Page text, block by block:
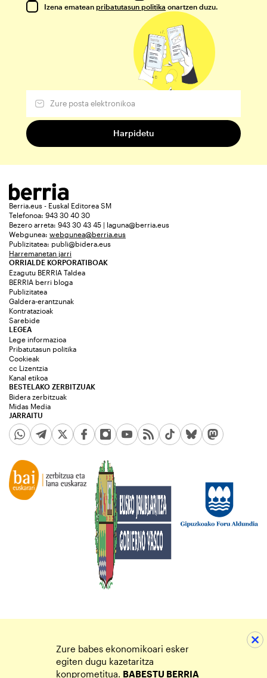
Izena ematean pribatutasun politika onartzen duzu.
Berria.eus - Euskal Editorea SM
Telefonoa: 943 30 40 30
Bezero arreta: 943 30 43 45 | laguna@berria.eus
Webgunea: webgunea@berria.eus
Publizitatea: publi@bidera.eus
Harremanetan jarri
ORRIALDE KORPORATIBOAK
Ezagutu BERRIA Taldea
BERRIA berri bloga
Publizitatea
Galdera-erantzunak
Kontratazioak
Sarebide
JARRAITU
LEGEA
Lege informazioa
Pribatutasun politika
Cookieak
cc Lizentzia
Kanal etikoa
BESTELAKO ZERBITZUAK
Bidera zerbitzuak
Midas Media
Zure babes ekonomikoari esker
egiten dugu kazetaritza
konprometitua. BABESTU BERRIA